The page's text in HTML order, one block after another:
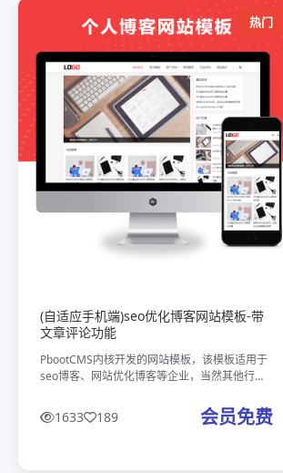
热门
(自适应手机端)seo优化博客网站模板-带
文章评论功能
PbootCMS内核开发的网站模板，该模板适用于
seo博客、网站优化博客等企业，当然其他行业
可；自适应手机端，同一个后台，数据即时同
步，简单适用！附带测试数据
1633 189 会员免费